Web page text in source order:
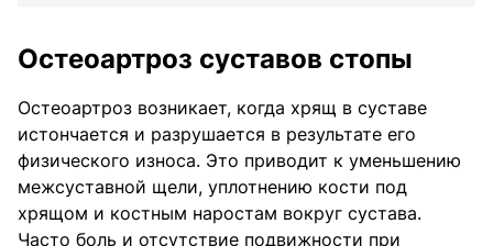
Остеоартроз суставов стопы
Остеоартроз возникает, когда хрящ в суставе
истончается и разрушается в результате его
физического износа. Это приводит к уменьшению
межсуставной щели, уплотнению кости под
хрящом и костным наростам вокруг сустава.
Часто боль и отсутствие подвижности при